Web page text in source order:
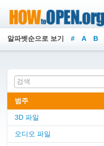
알파벳순으로 보기 # A B
범주
3D 파일
오디오 파일